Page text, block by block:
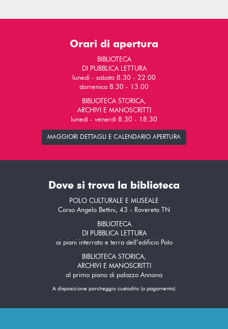
Orari di apertura
BIBLIOTECA
DI PUBBLICA LETTURA
lunedì - sabato 8.30 - 22.00
domenica 8.30 - 13.00
BIBLIOTECA STORICA,
ARCHIVI E MANOSCRITTI
lunedì - venerdì 8.30 - 18.30
MAGGIORI DETTAGLI E CALENDARIO APERTURA
Dove si trova la biblioteca
POLO CULTURALE E MUSEALE
Corso Angelo Bettini, 43 - Rovereto TN
BIBLIOTECA
DI PUBBLICA LETTURA
ai piani interrato e terra dell’edificio Polo
BIBLIOTECA STORICA,
ARCHIVI E MANOSCRITTI
al primo piano di palazzo Annona
A disposizione parcheggio custodito (a pagamento)